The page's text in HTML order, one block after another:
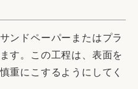
ンドペーパーまたはプラ
す。この工程は、表面を
重にこするようにしてく